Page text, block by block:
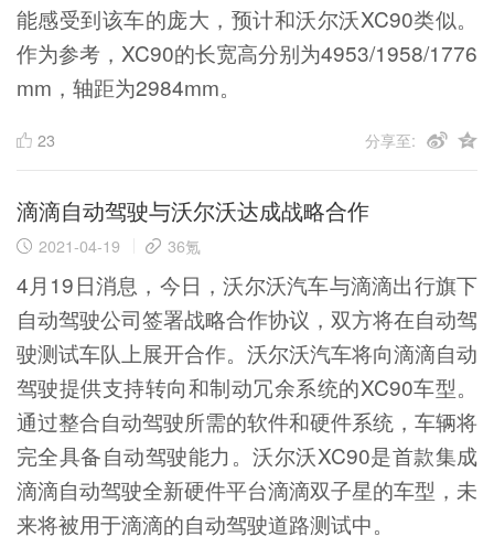
能感受到该车的庞大，预计和沃尔沃XC90类似。
作为参考，XC90的长宽高分别为4953/1958/1776
mm，轴距为2984mm。
23 分享至:
滴滴自动驾驶与沃尔沃达成战略合作
2021-04-19 36氪
4月19日消息，今日，沃尔沃汽车与滴滴出行旗下
自动驾驶公司签署战略合作协议，双方将在自动驾
驶测试车队上展开合作。沃尔沃汽车将向滴滴自动
驾驶提供支持转向和制动冗余系统的XC90车型。
通过整合自动驾驶所需的软件和硬件系统，车辆将
完全具备自动驾驶能力。沃尔沃XC90是首款集成
滴滴自动驾驶全新硬件平台滴滴双子星的车型，未
来将被用于滴滴的自动驾驶道路测试中。